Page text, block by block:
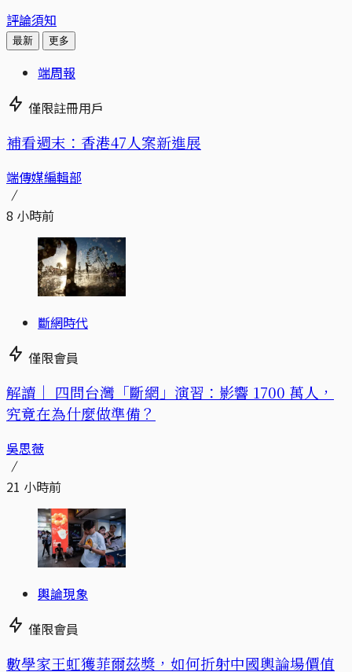
評論須知
最新 更多
端周報
僅限註冊用戶
補看週末：香港47人案新進展
端傳媒編輯部
8 小時前
斷網時代
僅限會員
解讀｜ 四問台灣「斷網」演習：影響 1700 萬人，
究竟在為什麼做準備？
吳思薇
21 小時前
輿論現象
僅限會員
數學家王虹獲菲爾茲獎，如何折射中國輿論場價值